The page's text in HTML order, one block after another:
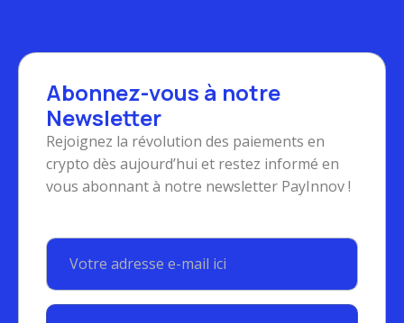
Abonnez-vous à notre
Newsletter
Rejoignez la révolution des paiements en
crypto dès aujourd’hui et restez informé en
vous abonnant à notre newsletter PayInnov !